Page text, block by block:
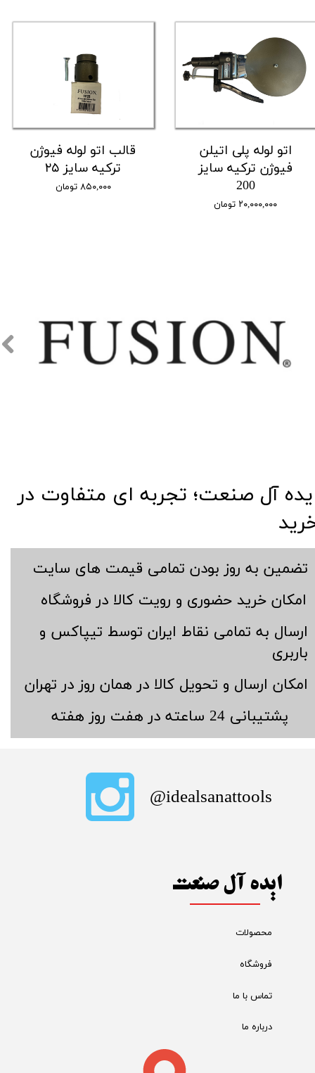
اتو لوله پلی اتیلن
فیوژن ترکیه سایز
200
۲۰,۰۰۰,۰۰۰ تومان
قالب اتو لوله فیوژن
ترکیه سایز ۲۵
۸۵۰,۰۰۰ تومان
​تضمین به روز بودن تمامی قیمت های سایت
​امکان خرید حضوری و رویت کالا در فروشگاه
​ارسال به تمامی نقاط ایران توسط تیپاکس و
باربری
​امکان ارسال و تحویل کالا در همان روز در تهران
​پشتیبانی 24 ساعته در هفت روز هفته
آل صنعت؛ تجربه ای متفاوت در
ایده آل صنعت
محصولات
فروشگاه
تماس با ما
درباره ما
​idealsanattools@